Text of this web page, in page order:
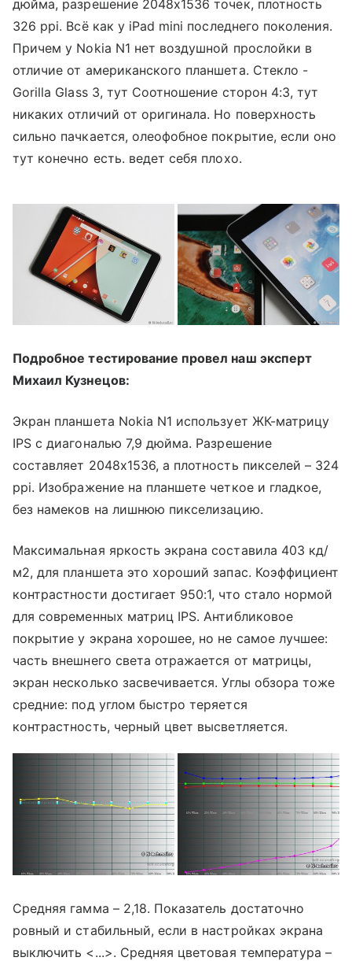
дюйма, разрешение 2048х1536 точек, плотность
326 ppi. Всё как у iPad mini последнего поколения.
Причем у Nokia N1 нет воздушной прослойки в
отличие от американского планшета. Стекло -
Gorilla Glass 3, тут Соотношение сторон 4:3, тут
никаких отличий от оригинала. Но поверхность
сильно пачкается, олеофобное покрытие, если оно
тут конечно есть. ведет себя плохо.
Подробное тестирование провел наш эксперт
Михаил Кузнецов:
Экран планшета Nokia N1 использует ЖК-матрицу
IPS с диагональю 7,9 дюйма. Разрешение
составляет 2048x1536, а плотность пикселей – 324
ppi. Изображение на планшете четкое и гладкое,
без намеков на лишнюю пикселизацию.
Максимальная яркость экрана составила 403 кд/
м2, для планшета это хороший запас. Коэффициент
контрастности достигает 950:1, что стало нормой
для современных матриц IPS. Антибликовое
покрытие у экрана хорошее, но не самое лучшее:
часть внешнего света отражается от матрицы,
экран несколько засвечивается. Углы обзора тоже
средние: под углом быстро теряется
контрастность, черный цвет высветляется.
Средняя гамма – 2,18. Показатель достаточно
ровный и стабильный, если в настройках экрана
выключить <...>. Средняя цветовая температура –